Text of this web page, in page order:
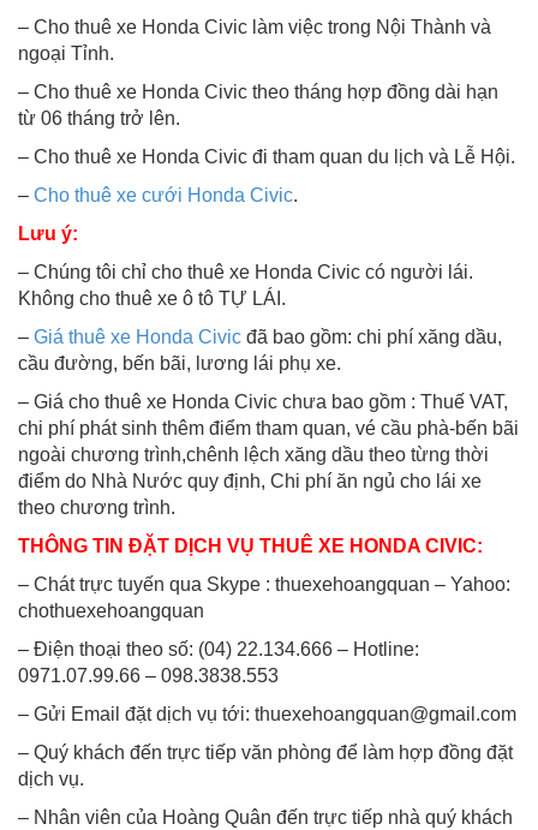
– Cho thuê xe Honda Civic làm việc trong Nội Thành và
ngoại Tỉnh.
– Cho thuê xe Honda Civic theo tháng hợp đồng dài hạn
từ 06 tháng trở lên.
– Cho thuê xe Honda Civic đi tham quan du lịch và Lễ Hội.
– Cho thuê xe cưới Honda Civic.
Lưu ý:
– Chúng tôi chỉ cho thuê xe Honda Civic có người lái.
Không cho thuê xe ô tô TỰ LÁI.
– Giá thuê xe Honda Civic đã bao gồm: chi phí xăng dầu,
cầu đường, bến bãi, lương lái phụ xe.
– Giá cho thuê xe Honda Civic chưa bao gồm : Thuế VAT,
chi phí phát sinh thêm điểm tham quan, vé cầu phà-bến bãi
ngoài chương trình,chênh lệch xăng dầu theo từng thời
điểm do Nhà Nước quy định, Chi phí ăn ngủ cho lái xe
theo chương trình.
THÔNG TIN ĐẶT DỊCH VỤ THUÊ XE HONDA CIVIC:
– Chát trực tuyến qua Skype : thuexehoangquan – Yahoo:
chothuexehoangquan
– Điện thoại theo số: (04) 22.134.666 – Hotline:
0971.07.99.66 – 098.3838.553
– Gửi Email đặt dịch vụ tới: thuexehoangquan@gmail.com
– Quý khách đến trực tiếp văn phòng để làm hợp đồng đặt
dịch vụ.
– Nhân viên của Hoàng Quân đến trực tiếp nhà quý khách